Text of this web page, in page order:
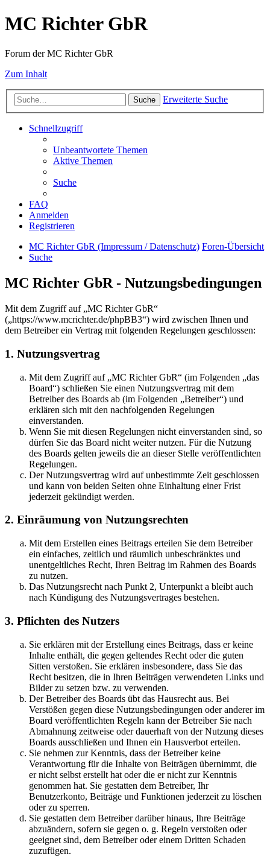
MC Richter GbR
Forum der MC Richter GbR
Zum Inhalt
Suche Erweiterte Suche
Schnellzugriff
Unbeantwortete Themen
Aktive Themen
Suche
FAQ
Anmelden
Registrieren
MC Richter GbR (Impressum / Datenschutz) Foren-Übersicht
Suche
MC Richter GbR - Nutzungsbedingungen
Mit dem Zugriff auf „MC Richter GbR“
(„https://www.mcrichter.de/phpBB3“) wird zwischen Ihnen und
dem Betreiber ein Vertrag mit folgenden Regelungen geschlossen:
1. Nutzungsvertrag
Mit dem Zugriff auf „MC Richter GbR“ (im Folgenden „das
Board“) schließen Sie einen Nutzungsvertrag mit dem
Betreiber des Boards ab (im Folgenden „Betreiber“) und
erklären sich mit den nachfolgenden Regelungen
einverstanden.
Wenn Sie mit diesen Regelungen nicht einverstanden sind, so
dürfen Sie das Board nicht weiter nutzen. Für die Nutzung
des Boards gelten jeweils die an dieser Stelle veröffentlichten
Regelungen.
Der Nutzungsvertrag wird auf unbestimmte Zeit geschlossen
und kann von beiden Seiten ohne Einhaltung einer Frist
jederzeit gekündigt werden.
2. Einräumung von Nutzungsrechten
Mit dem Erstellen eines Beitrags erteilen Sie dem Betreiber
ein einfaches, zeitlich und räumlich unbeschränktes und
unentgeltliches Recht, Ihren Beitrag im Rahmen des Boards
zu nutzen.
Das Nutzungsrecht nach Punkt 2, Unterpunkt a bleibt auch
nach Kündigung des Nutzungsvertrages bestehen.
3. Pflichten des Nutzers
Sie erklären mit der Erstellung eines Beitrags, dass er keine
Inhalte enthält, die gegen geltendes Recht oder die guten
Sitten verstoßen. Sie erklären insbesondere, dass Sie das
Recht besitzen, die in Ihren Beiträgen verwendeten Links und
Bilder zu setzen bzw. zu verwenden.
Der Betreiber des Boards übt das Hausrecht aus. Bei
Verstößen gegen diese Nutzungsbedingungen oder anderer im
Board veröffentlichten Regeln kann der Betreiber Sie nach
Abmahnung zeitweise oder dauerhaft von der Nutzung dieses
Boards ausschließen und Ihnen ein Hausverbot erteilen.
Sie nehmen zur Kenntnis, dass der Betreiber keine
Verantwortung für die Inhalte von Beiträgen übernimmt, die
er nicht selbst erstellt hat oder die er nicht zur Kenntnis
genommen hat. Sie gestatten dem Betreiber, Ihr
Benutzerkonto, Beiträge und Funktionen jederzeit zu löschen
oder zu sperren.
Sie gestatten dem Betreiber darüber hinaus, Ihre Beiträge
abzuändern, sofern sie gegen o. g. Regeln verstoßen oder
geeignet sind, dem Betreiber oder einem Dritten Schaden
zuzufügen.